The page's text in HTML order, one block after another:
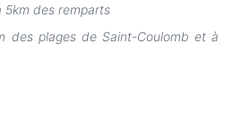
5km des remparts
des plages de Saint-Coulomb et à